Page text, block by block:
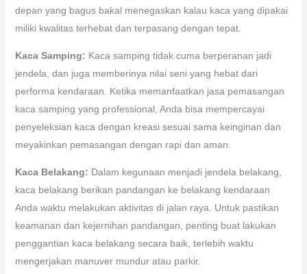
depan yang bagus bakal menegaskan kalau kaca yang dipakai
miliki kwalitas terhebat dan terpasang dengan tepat.
Kaca Samping: Kaca samping tidak cuma berperanan jadi
jendela, dan juga memberinya nilai seni yang hebat dari
performa kendaraan. Ketika memanfaatkan jasa pemasangan
kaca samping yang professional, Anda bisa mempercayai
penyeleksian kaca dengan kreasi sesuai sama keinginan dan
meyakinkan pemasangan dengan rapi dan aman.
Kaca Belakang: Dalam kegunaan menjadi jendela belakang,
kaca belakang berikan pandangan ke belakang kendaraan
Anda waktu melakukan aktivitas di jalan raya. Untuk pastikan
keamanan dan kejernihan pandangan, penting buat lakukan
penggantian kaca belakang secara baik, terlebih waktu
mengerjakan manuver mundur atau parkir.